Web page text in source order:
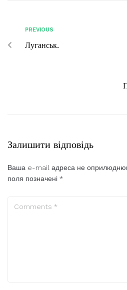
PREVIOUS
Луганськ.
Залишити відповідь
Ваша e-mail адреса не
поля позначені *